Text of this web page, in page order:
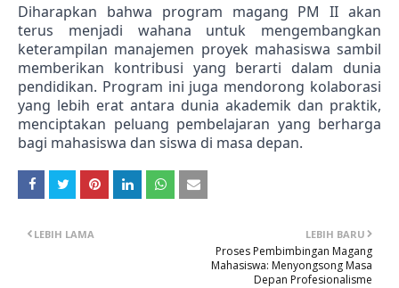
Diharapkan bahwa program magang PM II akan
terus menjadi wahana untuk mengembangkan
keterampilan manajemen proyek mahasiswa sambil
memberikan kontribusi yang berarti dalam dunia
pendidikan. Program ini juga mendorong kolaborasi
yang lebih erat antara dunia akademik dan praktik,
menciptakan peluang pembelajaran yang berharga
bagi mahasiswa dan siswa di masa depan.
LEBIH BARU
Proses Pembimbingan Magang
Mahasiswa: Menyongsong Masa
Depan Profesionalisme
LEBIH LAMA